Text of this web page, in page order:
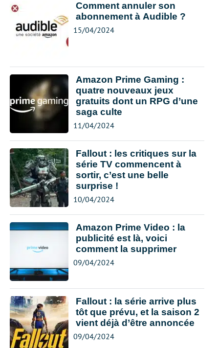
Comment annuler son
abonnement à Audible ?
15/04/2024
Amazon Prime Gaming :
quatre nouveaux jeux
gratuits dont un RPG d’une
saga culte
11/04/2024
Fallout : les critiques sur la
série TV commencent à
sortir, c’est une belle
surprise !
10/04/2024
Amazon Prime Video : la
publicité est là, voici
comment la supprimer
09/04/2024
Fallout : la série arrive plus
tôt que prévu, et la saison 2
vient déjà d’être annoncée
09/04/2024